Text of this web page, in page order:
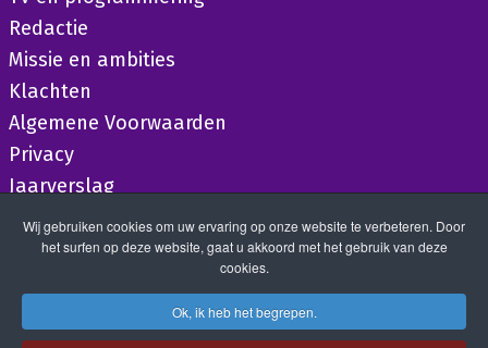
Redactie
Missie en ambities
Klachten
Algemene Voorwaarden
Privacy
Jaarverslag
Wij gebruiken cookies om uw ervaring op onze website te verbeteren. Door
het surfen op deze website, gaat u akkoord met het gebruik van deze
cookies.
Ok, ik heb het begrepen.